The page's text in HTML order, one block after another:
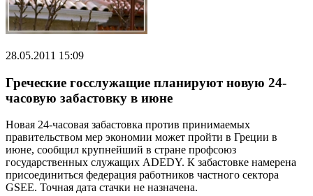
28.05.2011 15:09
Греческие госслужащие планируют новую 24-
часовую забастовку в июне
Новая 24-часовая забастовка против принимаемых
правительством мер экономии может пройти в Греции в
июне, сообщил крупнейший в стране профсоюз
государственных служащих ADEDY. К забастовке намерена
присоединиться федерация работников частного сектора
GSEE. Точная дата стачки не назначена.